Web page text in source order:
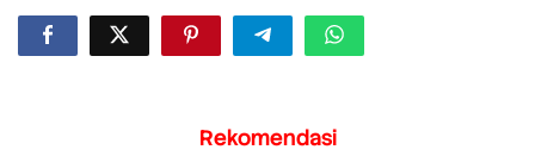
Rekomendasi